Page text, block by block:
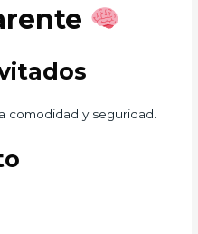
comodidad y seguridad.